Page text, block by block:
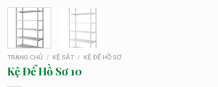
TRANG CHỦ / KỆ SẮT / KỆ ĐỂ HỒ SƠ
Kệ Để Hồ Sơ 10